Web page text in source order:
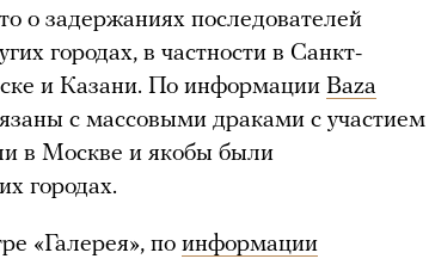
о задержаниях последователей
городах, в частности в Санкт-
и Казани. По информации Baza
с массовыми драками с участием
в Москве и якобы были
городах.
«Галерея», по информации